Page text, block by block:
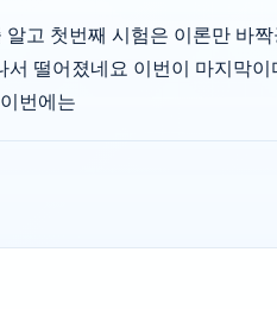
고 첫번째 시험은 이론만 바
떨어졌네요 이번이 마지막
번에는